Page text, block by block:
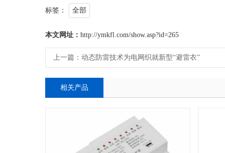
标签： 全部
本文网址： http://ymkfl.com/show.asp?id=265
上一篇： 动态防雷技术为电网织就新型“避雷衣”
相关产品